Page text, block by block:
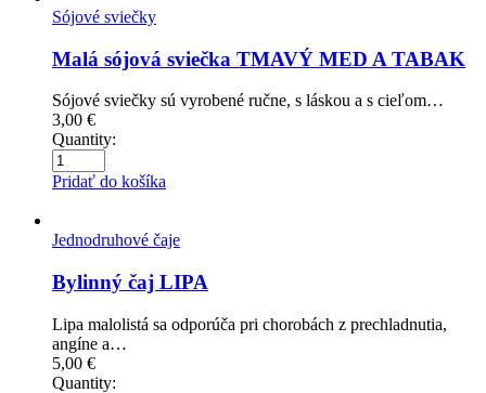
Sójové sviečky
Malá sójová sviečka TMAVÝ MED A TABAK
Sójové sviečky sú vyrobené ručne, s láskou a s cieľom…
3,00 €
Quantity:
Pridať do košíka
Jednodruhové čaje
Bylinný čaj LIPA
Lipa malolistá sa odporúča pri chorobách z prechladnutia,
angíne a…
5,00 €
Quantity: